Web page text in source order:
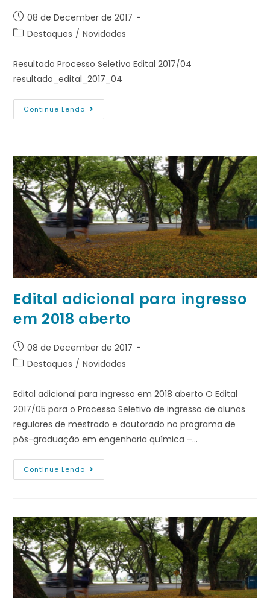
08 de December de 2017
Destaques / Novidades
Resultado Processo Seletivo Edital 2017/04
resultado_edital_2017_04
Continue Lendo
Edital adicional para ingresso
em 2018 aberto
08 de December de 2017
Destaques / Novidades
Edital adicional para ingresso em 2018 aberto O Edital
2017/05 para o Processo Seletivo de ingresso de alunos
regulares de mestrado e doutorado no programa de
pós-graduação em engenharia química –…
Continue Lendo